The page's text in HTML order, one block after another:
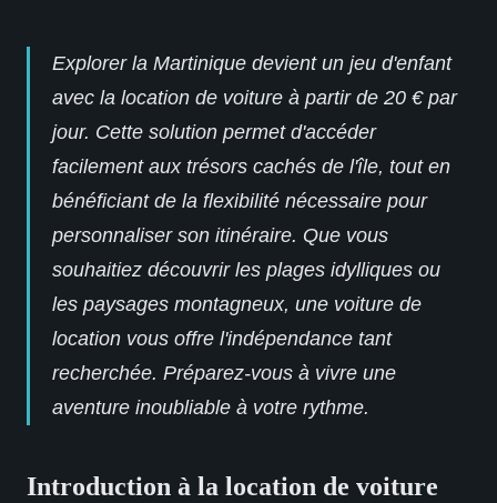
Explorer la Martinique devient un jeu d'enfant
avec la location de voiture à partir de 20 € par
jour. Cette solution permet d'accéder
facilement aux trésors cachés de l'île, tout en
bénéficiant de la flexibilité nécessaire pour
personnaliser son itinéraire. Que vous
souhaitiez découvrir les plages idylliques ou
les paysages montagneux, une voiture de
location vous offre l'indépendance tant
recherchée. Préparez-vous à vivre une
aventure inoubliable à votre rythme.
Introduction à la location de voiture